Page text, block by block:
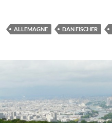
ALLEMAGNE DAN FISCHER